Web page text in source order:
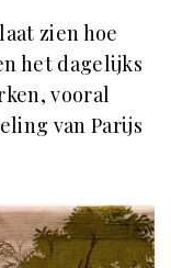
zien hoe
het dagelijks
vooral
van Parijs